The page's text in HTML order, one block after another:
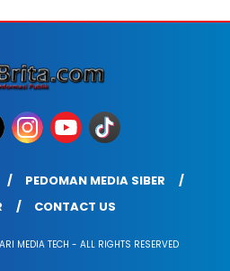
PEDOMAN MEDIA SIBER
CONTACT US
MEDIA TECH - ALL RIGHTS RESERVED